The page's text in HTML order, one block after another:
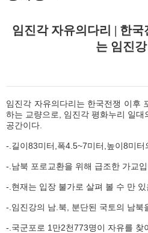
임진각 자유의다리 | 한
는 임진
임진각 자유의다리는 한국전쟁 이후
하는 교량으로, 임진각 평화누리 일
공간이다.
-.길이83미터,폭4.5~7미터,높이8미터
-.남북 포로교환을 위해 급조한 가교입
-.현재는 입장 불가로 살펴 볼 수 만 있
-.임진강의 남.북, 분단된 국토의 남북
-.국군포로 1만2천773명이 자유를 찾